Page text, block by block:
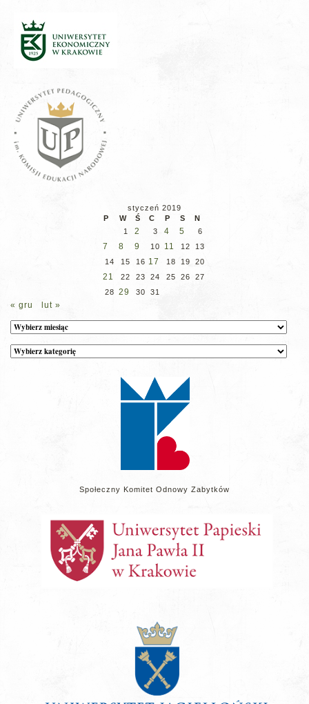
styczeń 2019
P
W Ś C P S
N
1
2 3 4 5 6
7 8 9 10 11 12
13
14
15 16 17 18 19 20
21 22 23 24 25 26
27
28 29 30 31
« gru lut »
Archiwum
Kategorie
wpisów
Społeczny Komitet Odnowy Zabytków